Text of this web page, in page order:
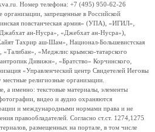
Номер телефона: +7 (495) 950-62-26
организации, запрещенные в Российской
повстанческая армия» (УПА), «ИГИЛ»,
ан-Нусра», «Джебхат ан-Нусра»),
Тахрир аш-Шам», Национал-Большевистская
«Меджлис крымско-татарского
Дивижн», «Братство» Корчинского,
«Управленческий центр Свидетелей Иеговы
религиозные организации.
а именно: текстовые материалы, элементы
видео и аудио охраняются
и международными нормами права и не
правообладателей. Согласно ст.ст. 1274,1275
размещенных на портале, в том числе